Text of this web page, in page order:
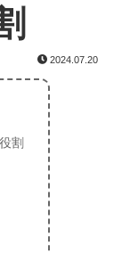
2024.07.20
割